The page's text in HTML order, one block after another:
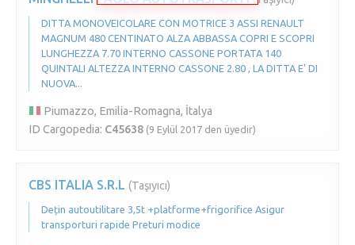
DITTA MONOVEICOLARE CON MOTRICE 3 ASSI RENAULT
MAGNUM 480 CENTINATO ALZA ABBASSA COPRI E SCOPRI
LUNGHEZZA 7.70 INTERNO CASSONE PORTATA 140
QUINTALI ALTEZZA INTERNO CASSONE 2.80 , LA DITTA E' DI
NUOVA...
Piumazzo, Emilia-Romagna, İtalya
ID Cargopedia: C45638 (9 Eylül 2017 den üyedir)
CBS ITALIA S.R.L (Taşıyıcı)
Dețin autoutilitare 3,5t +platforme+frigorifice Asigur
transporturi rapide Preturi modice